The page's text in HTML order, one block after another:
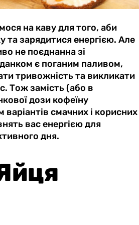
на каву для того, аби
та зарядитися енергією. Але
не поєднанна зі
є поганим паливом,
тривожність та викликати
Тож замість (або в
дози кофеїну
смачних і корисних
вас енергією для
дня.